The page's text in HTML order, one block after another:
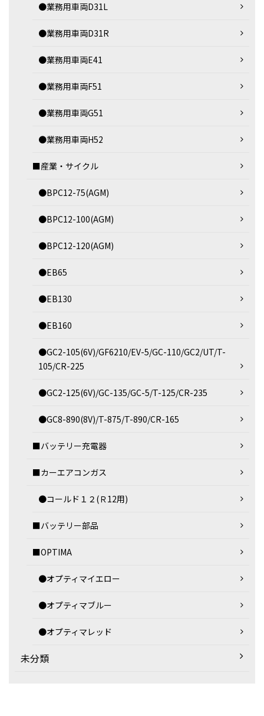
●業務用車両D31L
●業務用車両D31R
●業務用車両E41
●業務用車両F51
●業務用車両G51
●業務用車両H52
■産業・サイクル
●BPC12-75(AGM)
●BPC12-100(AGM)
●BPC12-120(AGM)
●EB65
●EB130
●EB160
●GC2-105(6V)/GF6210/EV-5/GC-110/GC2/UT/T-
105/CR-225
●GC2-125(6V)/GC-135/GC-5/T-125/CR-235
●GC8-890(8V)/T-875/T-890/CR-165
■バッテリー充電器
■カーエアコンガス
●コールド１２(Ｒ12用)
■バッテリー部品
■OPTIMA
●オプティマイエロー
●オプティマブルー
●オプティマレッド
未分類